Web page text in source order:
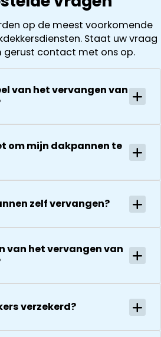
en
van de
aanrader!
onderhoud
had. Wij
kregen direct
een offerte
na 1 week
herstel. Nu 1
dakdekker
bedanken
voor de
zijn
Het is nog
steeds
droog!!! Dus
sterren review
waard door
( laten ook
foto’s zien).
offerte is
vervolgens
helder en
gedurende
hele proces
goed op de
hoogte van
stand van
De reparatie
vervolgens
onverwachte
zaken die ze
vakkundig
gerepareerd
zonder extra
op de meest voorkomende
Staat uw vraag
gerust contact met ons op.
van het vervangen van
om mijn dakpannen te
zelf vervangen?
van het vervangen van
verzekerd?